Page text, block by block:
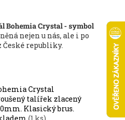
Bohemia Crystal - symbol
nejen u nás, ale i po
republiky.
Crystal
talířek zlacený
Klasický brus.